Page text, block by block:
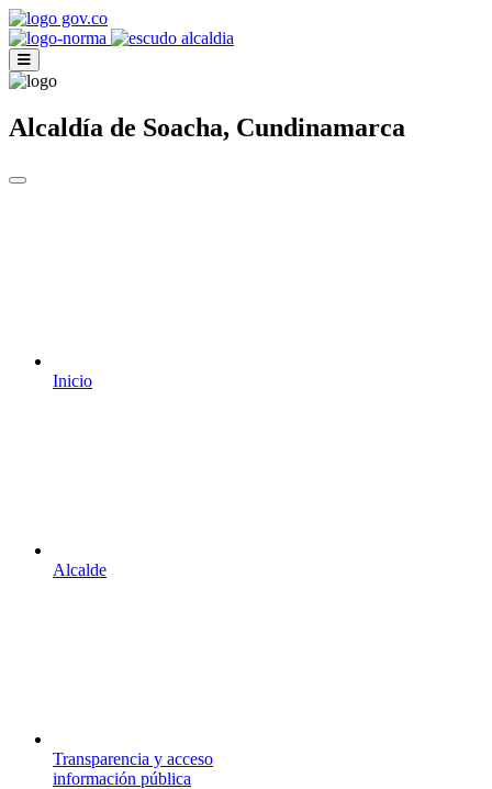
Alcaldía de Soacha, Cundinamarca
Inicio
Alcalde
Transparencia y acceso
información pública